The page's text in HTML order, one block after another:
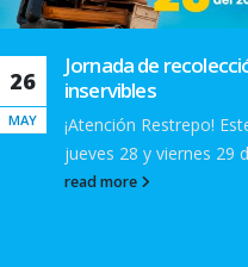
23
ABR
Jornada de
inservibles
Hoy jueves 23 y viernes
abril...
read more